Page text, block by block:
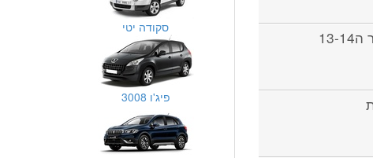
על פי מבחני הדרכים צריכצ הדחק עומדת על איזור ה13-14
סקודה יטי
פיג'ו 3008